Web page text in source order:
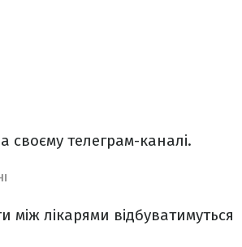
своєму телеграм-каналі.
лікарями відбуватимуться